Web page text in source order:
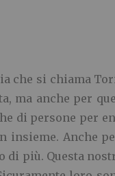
che si chiama
ma anche per
di persone per
Anche
di più. Questa